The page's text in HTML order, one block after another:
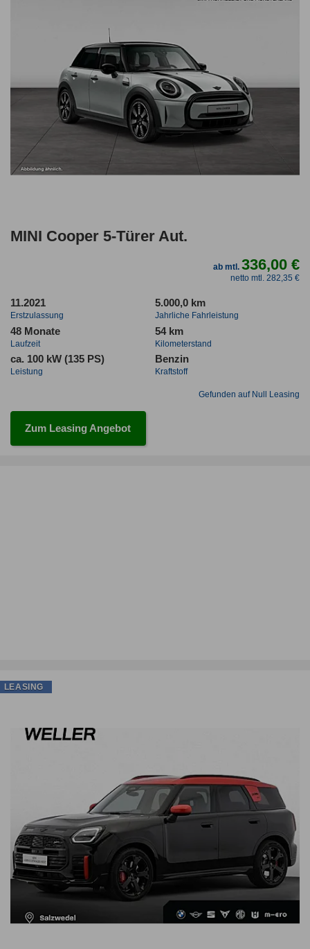
MINI Cooper 5-Türer Aut.
ab mtl.336,00 €
netto mtl. 282,35 €
11.2021
Erstzulassung
5.000,0 km
Jahrliche Fahrleistung
48 Monate
Laufzeit
54 km
Kilometerstand
ca. 100 kW (135 PS)
Leistung
Benzin
Kraftstoff
Gefunden auf Null Leasing
Zum Leasing Angebot
LEASING